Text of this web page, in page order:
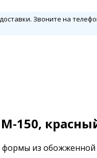
Звоните на
150,
из обожженной